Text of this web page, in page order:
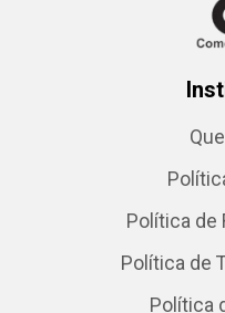
Política de
Política de
Política